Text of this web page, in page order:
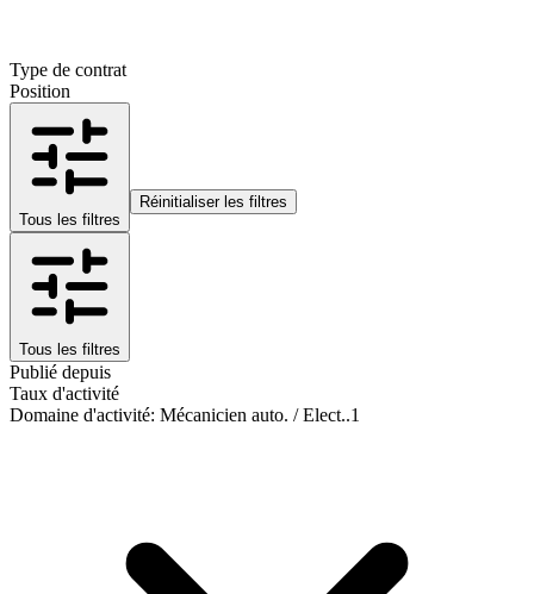
Type de contrat
Position
Tous les filtres
Réinitialiser les filtres
Tous les filtres
Publié depuis
Taux d'activité
Domaine d'activité: Mécanicien auto. / Elect..1